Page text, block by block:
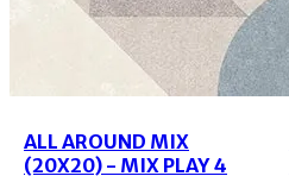
ALL AROUND MIX
(20X20) - MIX PLAY 4